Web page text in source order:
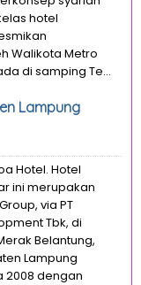
hotel
Walikota Metro
di samping Te...
Lampung
Hotel. Hotel
ini merupakan
via PT
Tbk, di
Belantung,
Lampung
2008 dengan